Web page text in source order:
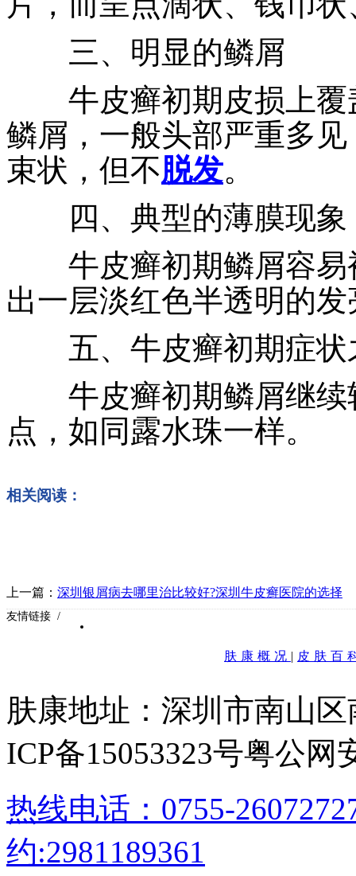
三、明显的鳞屑
牛皮癣初期皮损上覆
鳞屑，一般头部严重多
束状，但不脱发。
四、典型的薄膜现象
牛皮癣初期鳞屑容易
出一层淡红色半透明的
五、牛皮癣初期症状
牛皮癣初期鳞屑继续
点，如同露水珠一样。
相关阅读：
上一篇： 深圳银屑病去哪里治比较好?深圳牛皮癣医院的选择
友情链接 /
肤康概况 | 皮肤百
肤康地址：深圳市南山
ICP备15053323号粤公网
热线电话：0755-
约:2981189361